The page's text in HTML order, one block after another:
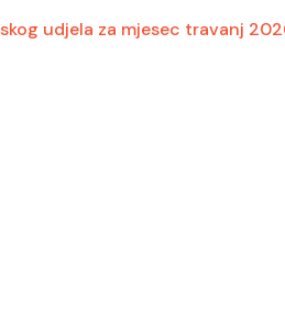
udjela za mjesec travanj